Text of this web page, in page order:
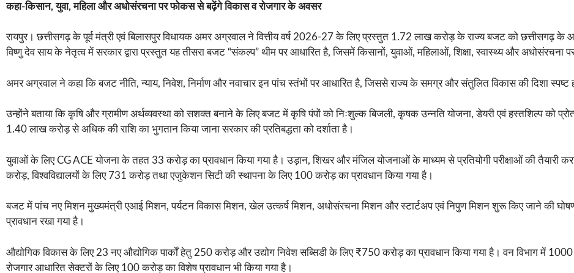
कहा-किसान, युवा, महिला और अधोसंरचना पर फोकस से बढ़ेंगे विकास व रोजगार के अवसर
रायपुर। छत्तीसगढ़ के पूर्व मंत्री एवं बिलासपुर विधायक अमर अग्रवाल ने वित्तीय वर्ष 2026-27 के लिए प्रस्तुत 1.72 लाख करोड़ के राज्य बजट को छत्तीसगढ़
विष्णु देव साय के नेतृत्व में सरकार द्वारा प्रस्तुत यह तीसरा बजट “संकल्प” थीम पर आधारित है, जिसमें किसानों, युवाओं, महिलाओं, शिक्षा, स्वास्थ्य और अधोसंरचना पर
अमर अग्रवाल ने कहा कि बजट नीति, न्याय, निवेश, निर्माण और नवाचार इन पांच स्तंभों पर आधारित है, जिससे राज्य के समग्र और संतुलित विकास की दिशा स्पष्ट
उन्होंने बताया कि कृषि और ग्रामीण अर्थव्यवस्था को सशक्त बनाने के लिए बजट में कृषि पंपों को निःशुल्क बिजली, कृषक उन्नति योजना, डेयरी एवं हस्तशिल्प को
1.40 लाख करोड़ से अधिक की राशि का भुगतान किया जाना सरकार की प्रतिबद्धता को दर्शाता है।
युवाओं के लिए CG ACE योजना के तहत 33 करोड़ का प्रावधान किया गया है। उड़ान, शिखर और मंजिल योजनाओं के माध्यम से प्रतियोगी परीक्षाओं की तैयारी
करोड़, विश्वविद्यालयों के लिए 731 करोड़ तथा एजुकेशन सिटी की स्थापना के लिए 100 करोड़ का प्रावधान किया गया है।
बजट में पांच नए मिशन मुख्यमंत्री एआई मिशन, पर्यटन विकास मिशन, खेल उत्कर्ष मिशन, अधोसंरचना मिशन और स्टार्टअप एवं निपुण मिशन शुरू किए जाने की
प्रावधान रखा गया है।
औद्योगिक विकास के लिए 23 नए औद्योगिक पार्कों हेतु 250 करोड़ और उद्योग निवेश सब्सिडी के लिए ₹750 करोड़ का प्रावधान किया गया है। वन विभाग में
रोजगार आधारित सेक्टरों के लिए 100 करोड़ का विशेष प्रावधान भी किया गया है।